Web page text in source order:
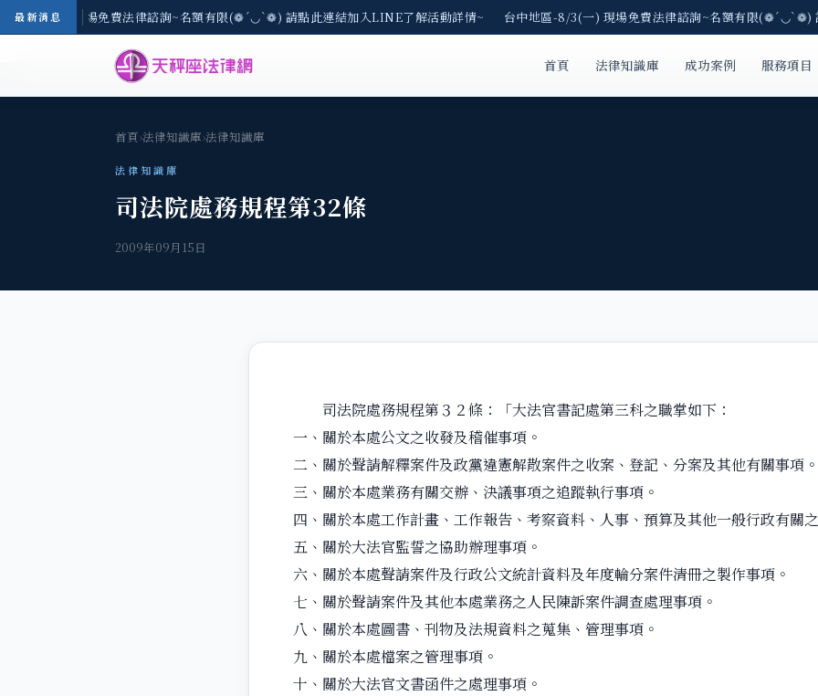
最新消息
區-8/3(一) 現場免費法律諮詢~名額有限(❁´◡`❁) 請點此連結加入LINE了解活動詳情~ 台中地區-8/3(一) 現場免費法律諮詢~名額有限(❁´◡`❁)
首頁 法律知識庫 成功案例 服務項目
首頁›法律知識庫›法律知識庫
法律知識庫
司法院處務規程第32條
2009年09月15日
司法院處務規程第３２條：「大法官書記處第三科之職掌如下：
一、關於本處公文之收發及稽催事項。
二、關於聲請解釋案件及政黨違憲解散案件之收案、登記、分案及其他有關事項。
三、關於本處業務有關交辦、決議事項之追蹤執行事項。
四、關於本處工作計畫、工作報告、考察資料、人事、預算及其他一般行政有關
五、關於大法官監誓之協助辦理事項。
六、關於本處聲請案件及行政公文統計資料及年度輪分案件清冊之製作事項。
七、關於聲請案件及其他本處業務之人民陳訴案件調查處理事項。
八、關於本處圖書、刊物及法規資料之蒐集、管理事項。
九、關於本處檔案之管理事項。
十、關於大法官文書函件之處理事項。